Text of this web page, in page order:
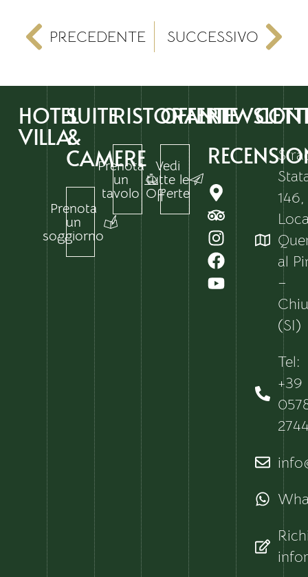
PRECEDENTE SUCCESSIVO
HOTEL
VILLA
SUITE
&
CAMERE
Prenota
un
soggiorno
RISTORANTI
Prenota
un
tavolo
OFFERTE
Vedi
tutte le
Offerte
146,
al
–
(SI)
Tel:
+39